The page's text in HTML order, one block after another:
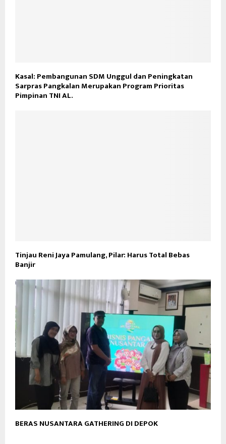
Kasal: Pembangunan SDM Unggul dan Peningkatan
Sarpras Pangkalan Merupakan Program Prioritas
Pimpinan TNI AL.
Tinjau Reni Jaya Pamulang, Pilar: Harus Total Bebas
Banjir
BERAS NUSANTARA GATHERING DI DEPOK